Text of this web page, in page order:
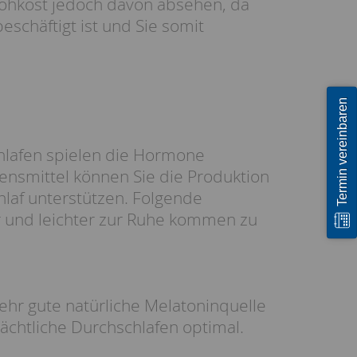
ist und Sie somit
spielen die Hormone
können Sie die Produktion
unterstützen. Folgende
leichter zur Ruhe kommen zu
gute natürliche Melatoninquelle
Durchschlafen optimal.
Termin vereinbaren